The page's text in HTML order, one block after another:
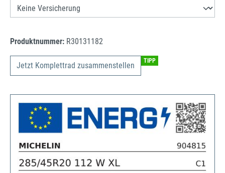
Produktnummer: R30131182
Jetzt Komplettrad zusammenstellen TIPP